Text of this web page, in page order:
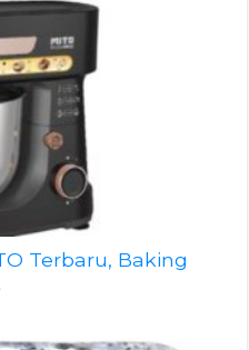
Terbaru, Baking